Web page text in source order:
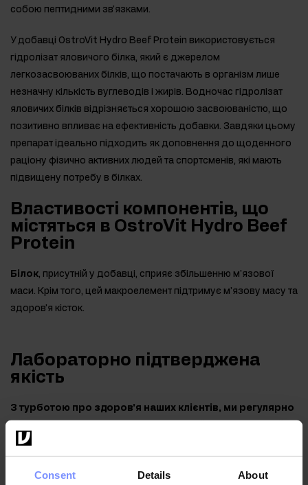
Consent Details About
собою пептидними зв'язками.
У добавці OstroVit Hydro Beef Protein використовується
гідролізат яловичого білка, який є джерелом
легкозасвоюваних білків, що постачають в організм лише
незначну кількість вуглеводів і жирів. Водночас гідролізат
яловичих білків відрізняється хорошою засвоюваністю, що
позитивно впливає на ефективність добавки. Завдяки цьому
препарат ідеально підходить як доповнення до щоденного
раціону фізично активних людей та спортсменів, які мають
підвищену потребу в білках.
Властивості компонентів, що
містяться в OstroVit Hydro Beef
Protein
Білок, присутній у добавці, сприяє збільшенню м'язової
маси. Крім того, цей макроелемент підтримує м'язову масу та
здоров'я кісток.
Лабораторно підтверджена
якість
З турботою про здоров'я наших клієнтів, ми регулярно
лабораторії, гарантуючи її найвищу якість і
безпечність.